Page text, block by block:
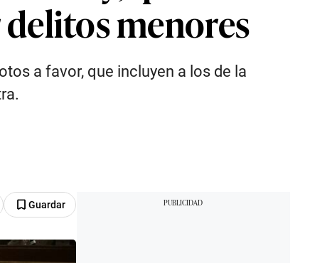
menores
a favor, que incluyen a los de la
Guardar